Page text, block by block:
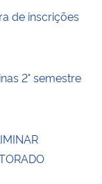
de inscrições
2° semestre